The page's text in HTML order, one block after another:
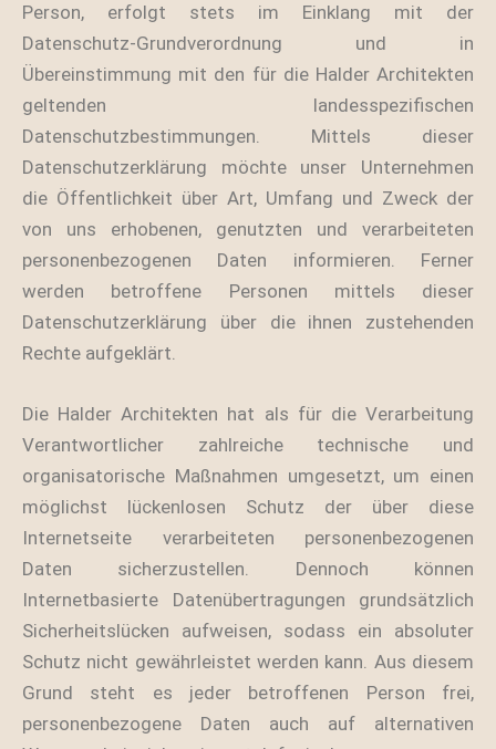
Person, erfolgt stets im Einklang mit der
Datenschutz-Grundverordnung und in
Übereinstimmung mit den für die Halder Architekten
geltenden landesspezifischen
Datenschutzbestimmungen. Mittels dieser
Datenschutzerklärung möchte unser Unternehmen
die Öffentlichkeit über Art, Umfang und Zweck der
von uns erhobenen, genutzten und verarbeiteten
personenbezogenen Daten informieren. Ferner
werden betroffene Personen mittels dieser
Datenschutzerklärung über die ihnen zustehenden
Rechte aufgeklärt.
Die Halder Architekten hat als für die Verarbeitung
Verantwortlicher zahlreiche technische und
organisatorische Maßnahmen umgesetzt, um einen
möglichst lückenlosen Schutz der über diese
Internetseite verarbeiteten personenbezogenen
Daten sicherzustellen. Dennoch können
Internetbasierte Datenübertragungen grundsätzlich
Sicherheitslücken aufweisen, sodass ein absoluter
Schutz nicht gewährleistet werden kann. Aus diesem
Grund steht es jeder betroffenen Person frei,
personenbezogene Daten auch auf alternativen